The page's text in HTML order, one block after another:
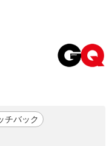
チバック